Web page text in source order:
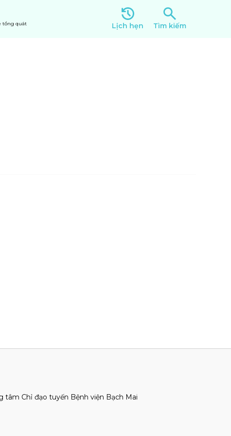
tổng quát Lịch hẹn Tìm kiếm
tâm Chỉ đạo tuyến Bệnh viện Bạch Mai